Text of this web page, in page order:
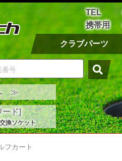
TEL
携帯用
クラブパーツ
≫
ード]
換ソケット
フカート